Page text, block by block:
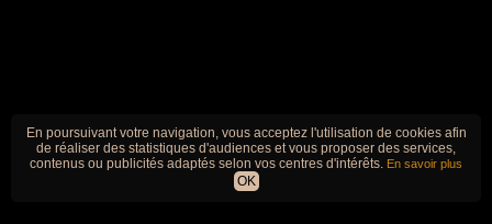
En poursuivant votre navigation, vous acceptez l'utilisation de cookies afin
de réaliser des statistiques d'audiences et vous proposer des services,
contenus ou publicités adaptés selon vos centres d'intérêts. En savoir plus
OK